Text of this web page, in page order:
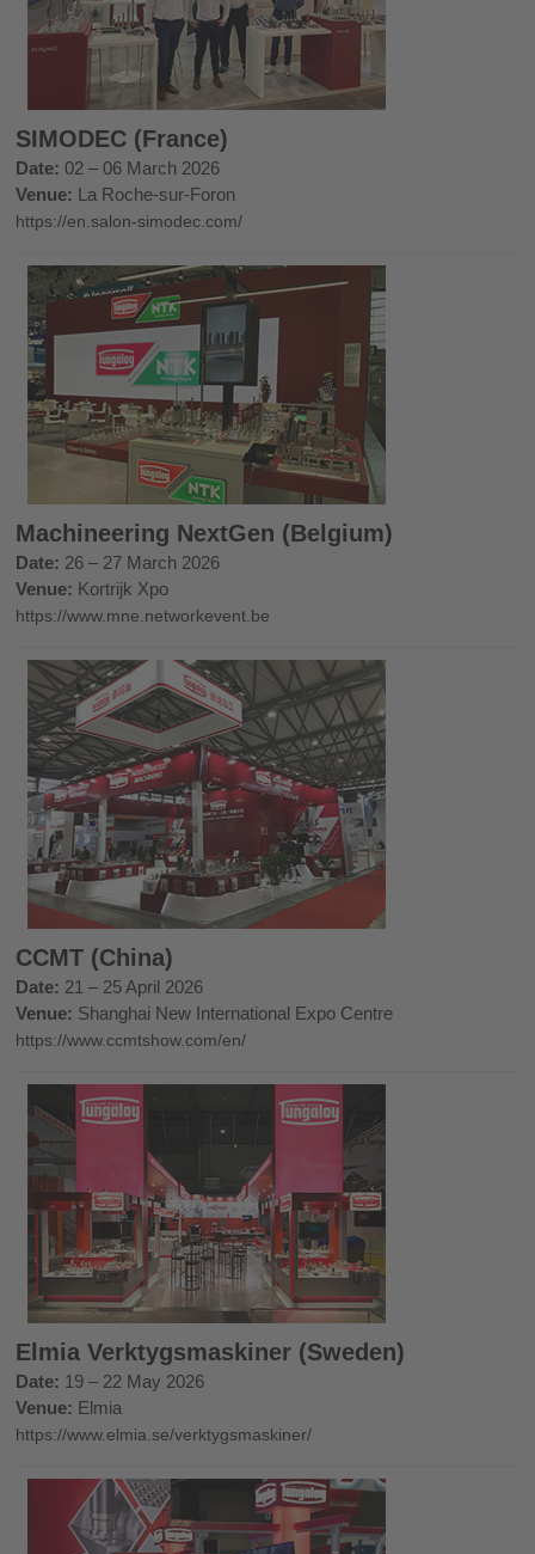
SIMODEC (France)
Date:02 – 06 March 2026
Venue: La Roche-sur-Foron
https://en.salon-simodec.com/
Machineering NextGen (Belgium)
Date: 26 – 27 March 2026
Venue: Kortrijk Xpo
https://www.mne.networkevent.be
CCMT (China)
Date: 21 – 25 April 2026
Venue: Shanghai New International Expo Centre
https://www.ccmtshow.com/en/
Elmia Verktygsmaskiner (Sweden)
Date: 19 – 22 May 2026
Venue: Elmia
https://www.elmia.se/verktygsmaskiner/